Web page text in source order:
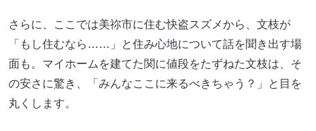
さらに、ここでは美祢市に住む快盗スズメから、文枝が
「もし住むなら……」と住み心地について話を聞き出す場
面も。マイホームを建てた関に値段をたずねた文枝は、そ
の安さに驚き、「みんなここに来るべきちゃう？」と目を
丸くします。